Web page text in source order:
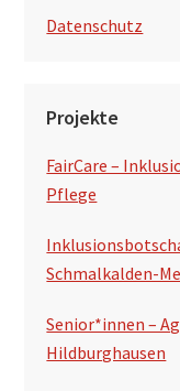
Datenschutz
Projekte
FairCare –
Pflege
Schmalkalden-
Senior*innen –
Hildburghausen